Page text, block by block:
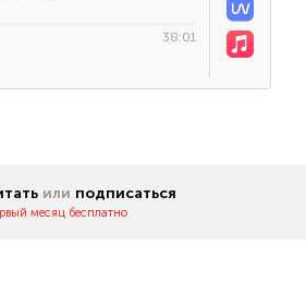
38:01
или подписаться
месяц бесплатно